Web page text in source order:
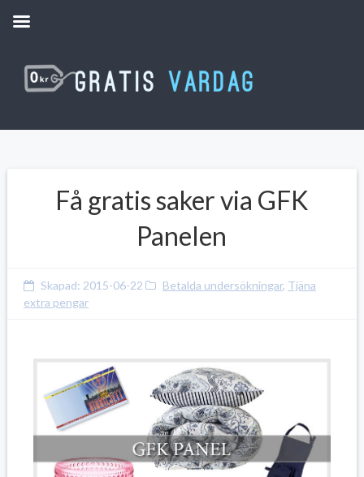
Få gratis saker via GFK
Panelen
Skapad: 2015-06-22 Betalda undersökningar, Tjäna
extra pengar